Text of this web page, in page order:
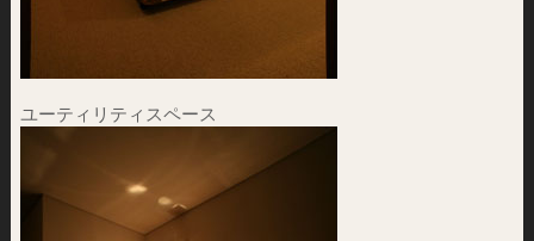
ユーティリティスペース